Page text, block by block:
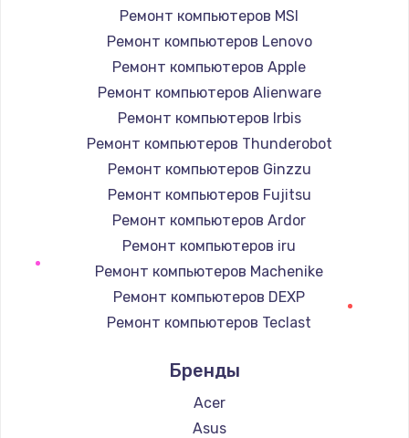
Замена контроллера питания
1490 руб.
Заказать
Замена тачпада
1745 руб.
Заказать
Замена корпуса
890 руб.
Заказать
Замена клавиатуры
Заказать
Замена аккумулятора
Ремонт компьютеров MSI
Ремонт компьютеров Lenovo
Ремонт компьютеров Apple
Ремонт компьютеров Alienware
Ремонт компьютеров Irbis
Ремонт компьютеров Thunderobot
Ремонт компьютеров Ginzzu
Ремонт компьютеров Fujitsu
Ремонт компьютеров Ardor
Ремонт компьютеров iru
Ремонт компьютеров Machenike
Ремонт компьютеров DEXP
Ремонт компьютеров Teclast
Ремонт компьютеров Beelink
Ремонт компьютеров CHUWI
Бренды
Acer
Asus